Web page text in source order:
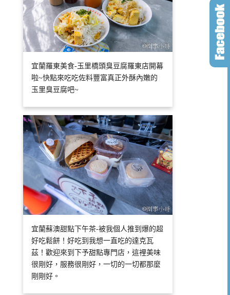
宜蘭羅東美食-玉里橋頭臭豆腐羅東店開幕
啦~快點來吃吃佐料豐富真正外酥內嫩的
玉里臭豆腐吧~
宜蘭蘇澳甜點下午茶-被我個人推到爆的超
好吃鬆餅！好吃到我想一直吃的達克瓦
茲！歡迎來到下予甜點專門店，這裡美味
很剛好，服務很剛好，一切的一切都那麼
剛剛好。